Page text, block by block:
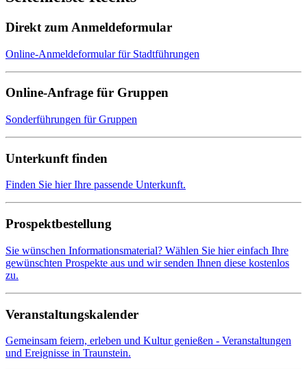
Direkt zum Anmeldeformular
Online-Anmeldeformular für Stadtführungen
Online-Anfrage für Gruppen
Sonderführungen für Gruppen
Unterkunft finden
Finden Sie hier Ihre passende Unterkunft.
Prospektbestellung
Sie wünschen Informationsmaterial? Wählen Sie hier einfach Ihre
gewünschten Prospekte aus und wir senden Ihnen diese kostenlos
zu.
Veranstaltungskalender
Gemeinsam feiern, erleben und Kultur genießen - Veranstaltungen
und Ereignisse in Traunstein.